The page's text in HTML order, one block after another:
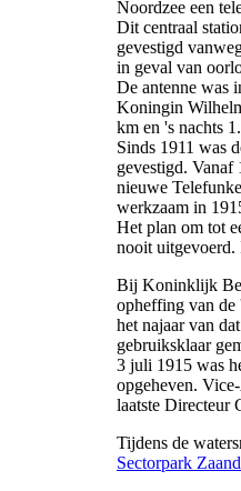
Noordzee een
Dit centraal
gevestigd
in geval van
De antenne was
Koningin
km en 's nachts
Sinds 1911 was
gevestigd. Vanaf
nieuwe
werkzaam in
Het plan om tot
nooit uitgevoerd.
Bij Koninklijk
opheffing van de
het najaar van
gebruiksklaar
3 juli 1915 was
opgeheven.
laatste Directeur
Tijdens de
Sectorpark